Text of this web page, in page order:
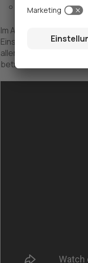
Geben Sie im
Im Abschnitt
Einstellungen tragen
aller Angebote zu
betrachten.